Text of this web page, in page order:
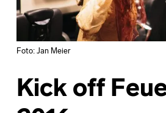
Foto: Jan Meier
Kick off